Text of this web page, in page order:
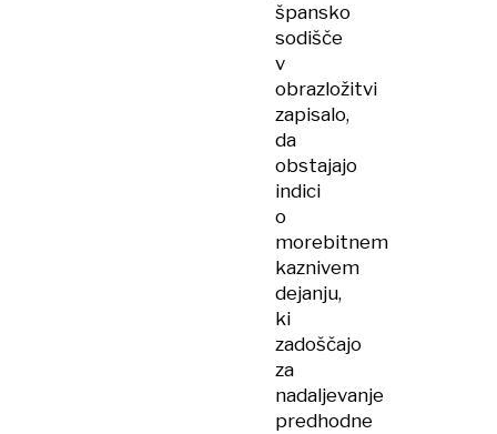
špansko
sodišče
v
obrazložitvi
zapisalo,
da
obstajajo
indici
o
morebitnem
kaznivem
dejanju,
ki
zadoščajo
za
nadaljevanje
predhodne